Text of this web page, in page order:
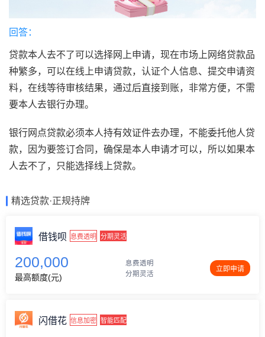
回答：
贷款本人去不了可以选择网上申请，现在市场上网络贷款品
种繁多，可以在线上申请贷款，认证个人信息、提交申请资
料，在线等待审核结果，通过后直接到账，非常方便，不需
要本人去银行办理。
银行网点贷款必须本人持有效证件去办理，不能委托他人贷
款，因为要签订合同，确保是本人申请才可以，所以如果本
人去不了，只能选择线上贷款。
精选贷款·正规持牌
借钱呗 息费透明 分期灵活
200,000
最高额度(元)
息费透明
分期灵活
立即申请
闪借花 信息加密 智能匹配